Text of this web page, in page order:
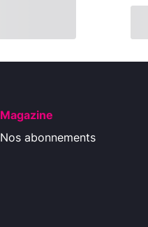
Magazine
Nos abonnements